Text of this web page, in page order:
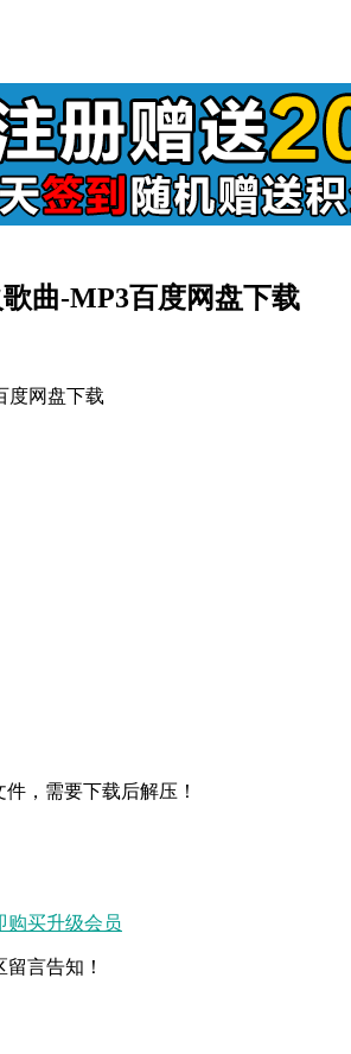
曲-MP3百度网盘下载
，需要下载后解压！
购买升级会员
言告知！